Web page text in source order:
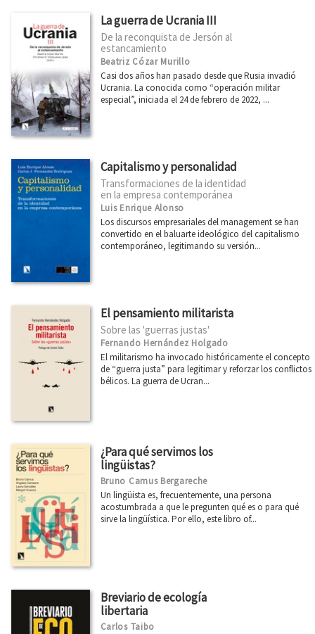
Desarrollo y Cooperación
Economía inclusiva
Dirasat - Estudios Árabes
arte + educación
Eleanor Roosevelt
Física y Ciencia para todos
Divulgación Científica
Ver todas... (21)
Administración pública
África
Arquitectura
Arte
Cooperación y desarrollo
Derechos Humanos
Diseño
Divulgación científica
Ecología
La guerra de Ucrania III
De la reconquista de Jersón al
estancamiento
Beatriz Cózar Murillo
Casi dos años han pasado desde que Rusia invadió
Ucrania. La conocida como “operación militar
especial”, iniciada el 24 de febrero de 2022, ...
Capitalismo y personalidad
Transformaciones de la identidad
en la empresa contemporánea
Luis Enrique Alonso
Los discursos empresariales del management se han
convertido en el baluarte ideológico del capitalismo
contemporáneo, legitimando su versión...
El pensamiento militarista
Sobre las 'guerras justas'
Fernando Hernández Holgado
El militarismo ha invocado históricamente el concepto
de “guerra justa” para legitimar y reforzar los conflictos
bélicos. La guerra de Ucran...
¿Para qué servimos los
lingüistas?
Bruno Camus Bergareche
Un lingüista es, frecuentemente, una persona
acostumbrada a que le pregunten qué es o para qué
sirve la lingüística. Por ello, este libro of...
Breviario de ecología
libertaria
Carlos Taibo